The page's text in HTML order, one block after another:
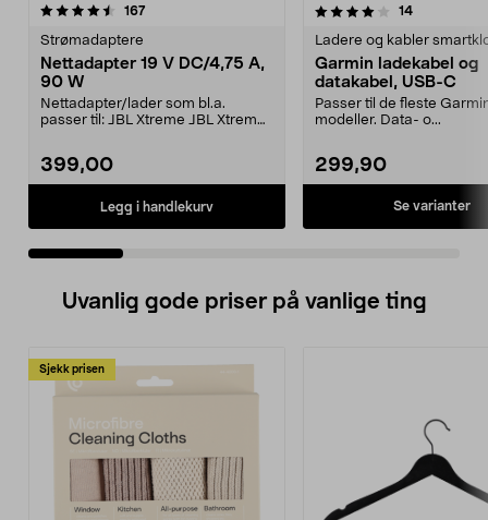
167anmeldelser
Strømadaptere
Nettadapter 19 V DC/4,75 A,
90 W
Nettadapter/lader som bl.a.
passer til: JBL Xtreme JBL Xtreme
399,00
Legg i handlekurv
4.0 av 5 stjerner 14anmeldelser
Ladere og kabler
Garmin ladekabel og
datakabel, USB-C
Passer til de fleste
modeller. Data- o...
299,90
Se varianter
4.5 av 5 stjerner
Uvanlig gode priser på vanlige ting
Sjekk prisen